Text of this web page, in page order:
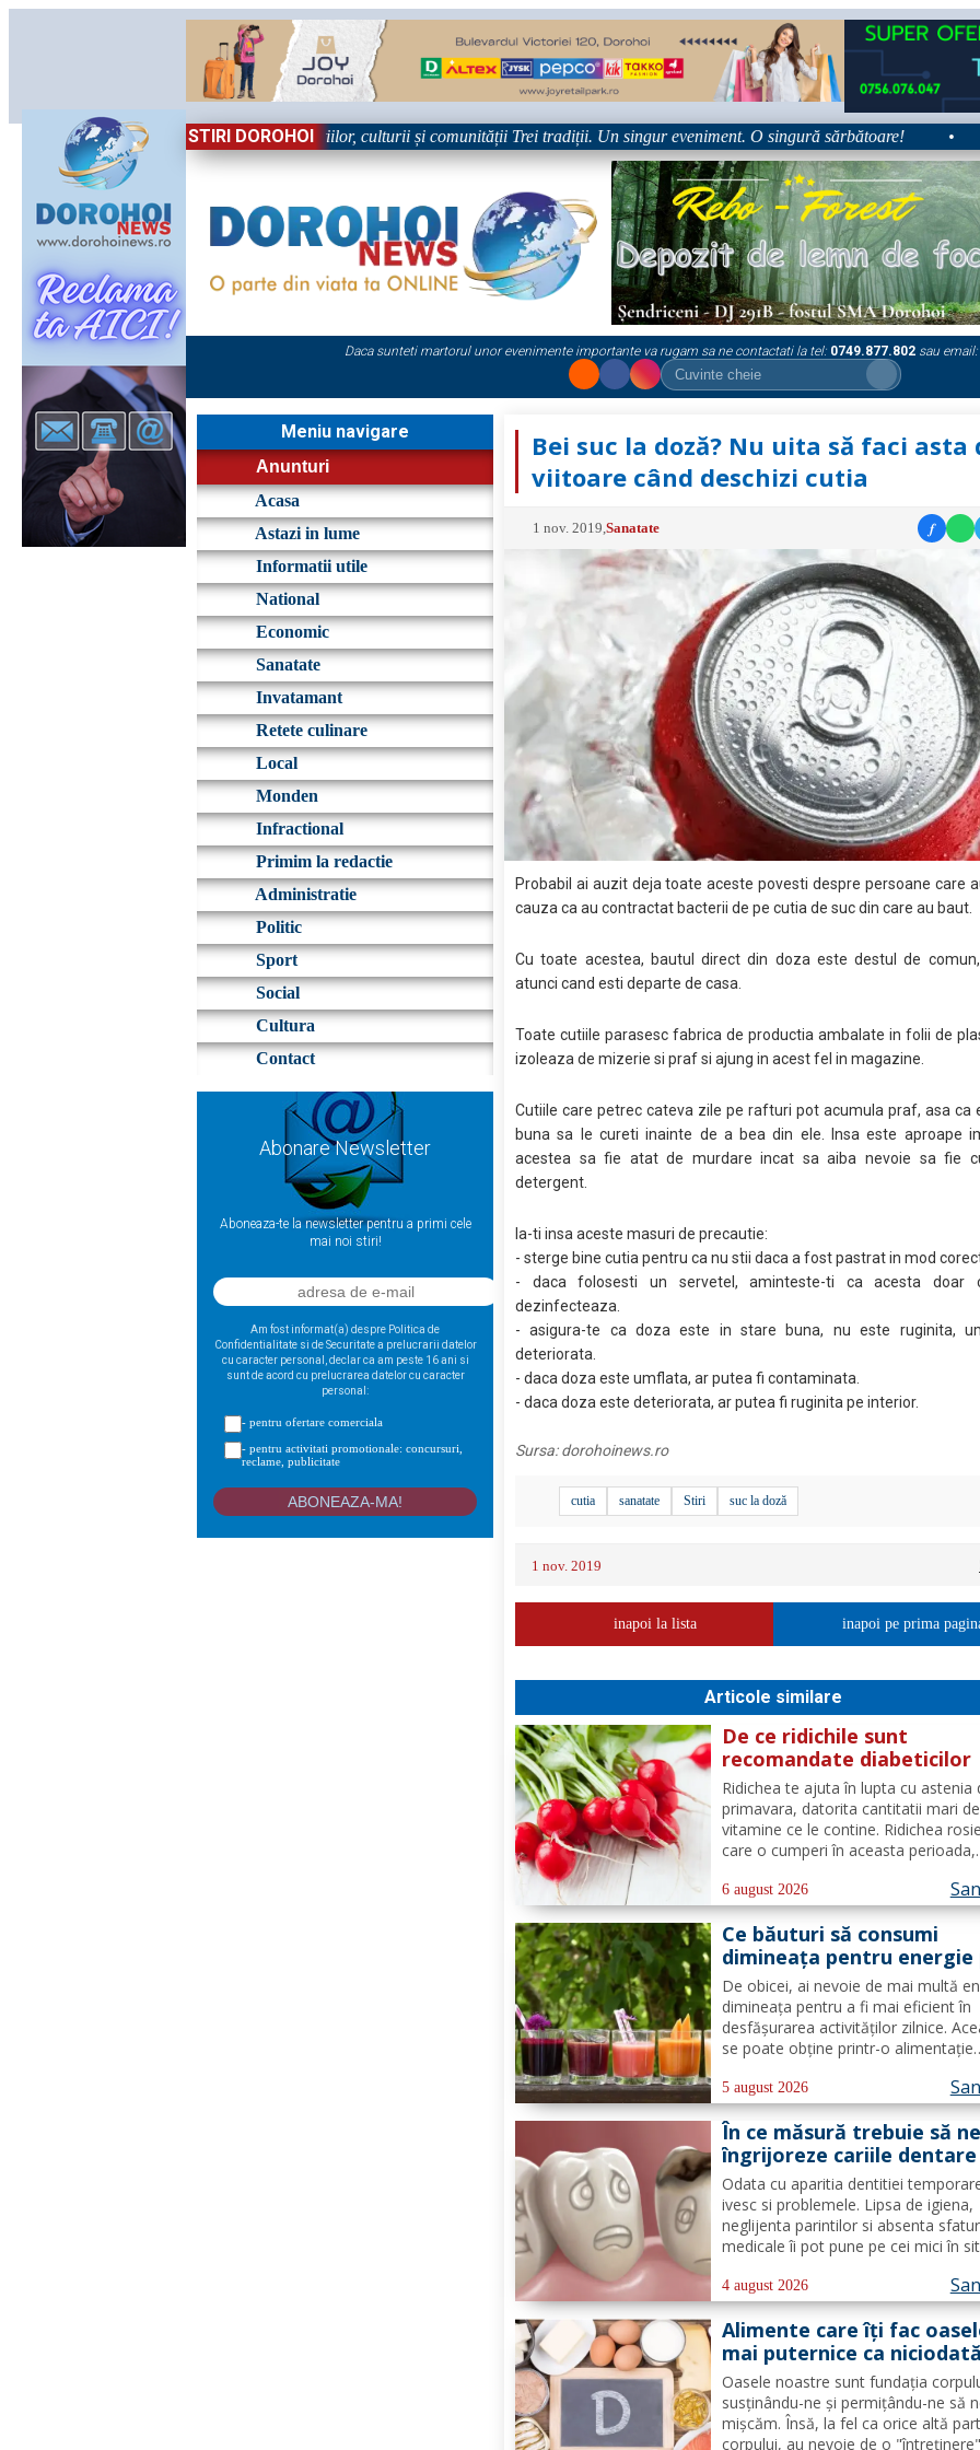
STIRI DOROHOI
Sărbătoare!” – trei zile dedicate tradițiilor, culturii și comunității Trei tradiții. Un singur eveniment. O singură sărbătoare! •
Daca sunteti martorul unor evenimente importante va rugam sa ne contactati la tel: 0749.877.802 sau email:
Meniu navigare
Anunturi
Acasa
Astazi in lume
Informatii utile
National
Economic
Sanatate
Invatamant
Retete culinare
Local
Monden
Infractional
Primim la redactie
Administratie
Politic
Sport
Social
Cultura
Contact
Abonare Newsletter
Aboneaza-te la newsletter pentru a primi cele
mai noi stiri!
Am fost informat(a) despre Politica de
Confidentialitate si de Securitate a prelucrarii datelor
cu caracter personal, declar ca am peste 16 ani si
sunt de acord cu prelucrarea datelor cu caracter
personal:
- pentru ofertare comerciala
- pentru activitati promotionale: concursuri,
reclame, publicitate
Bei suc la doză? Nu uita să faci asta
viitoare când deschizi cutia
1 nov. 2019 ,Sanatate f
Probabil ai auzit deja toate aceste povesti despre persoane care
cauza ca au contractat bacterii de pe cutia de suc din care au baut.
Cu toate acestea, bautul direct din doza este destul de
atunci cand esti departe de casa.
Toate cutiile parasesc fabrica de productia ambalate in folii de
izoleaza de mizerie si praf si ajung in acest fel in magazine.
Cutiile care petrec cateva zile pe rafturi pot acumula praf, asa ca
buna sa le cureti inainte de a bea din ele. Insa este aproape
acestea sa fie atat de murdare incat sa aiba nevoie sa fie
detergent.
Ia-ti insa aceste masuri de precautie:
- sterge bine cutia pentru ca nu stii daca a fost pastrat in mod
- daca folosesti un servetel, aminteste-ti ca acesta doar
dezinfecteaza.
- asigura-te ca doza este in stare buna, nu este ruginita,
deteriorata.
- daca doza este umflata, ar putea fi contaminata.
- daca doza este deteriorata, ar putea fi ruginita pe interior.
Sursa:dorohoinews.ro
cutia sanatate Stiri suc la doză
1 nov. 2019
inapoi la lista inapoi pe prima
Articole similare
De ce ridichile sunt
recomandate diabeticilor
Ridichea te ajuta în lupta cu astenia
primavara, datorita cantitatii mari de
vitamine ce le contine. Ridichea
care o cumperi în aceasta perioada,
proportie de 25%, vitamina B, acid
potasiu, magneziu si multe alte
componente ce-ti sunt de...
6 august 2026
Ce băuturi să consumi
dimineața pentru energie
tot parcursul zilei?
De obicei, ai nevoie de mai multă
dimineața pentru a fi mai eficient în
desfășurarea activităților zilnice.
se poate obține printr-o alimentație
Citește despre băuturile care pot
energie dimineața. În general,
aleg să bea cafea...
5 august 2026
În ce măsură trebuie să ne
îngrijoreze cariile dentare
copii
Odata cu aparitia dentitiei
ivesc si problemele. Lipsa de igiena,
neglijenta parintilor si absenta
medicale îi pot pune pe cei mici în
de lapte se pot caria asemenea
permanenti, diferenta mare este ca
structura...
4 august 2026
Alimente care îți fac
mai puternice ca niciodată
Oasele noastre sunt fundația
susținându-ne și permițându-ne să
mișcăm. Însă, la fel ca orice altă
corpului, au nevoie de o "întreținere"